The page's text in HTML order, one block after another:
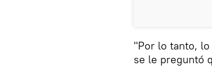
"Por lo tanto,
se le preguntó